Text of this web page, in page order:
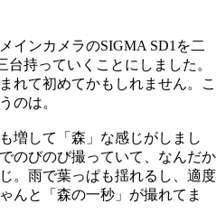
インカメラのSIGMA SD1を二
持っていくことにしました。
れて初めてかもしれません。こ
のは。
増して「森」な感じがしまし
のびのび撮っていて、なんだか
。雨で葉っぱも揺れるし、適度
んと「森の一秒」が撮れてま